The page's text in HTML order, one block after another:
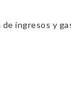
ingresos y